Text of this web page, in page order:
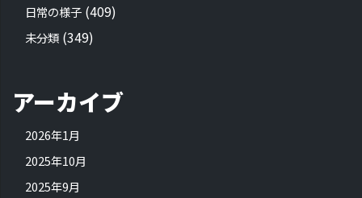
日常の様子 (409)
未分類 (349)
アーカイブ
2026年1月
2025年10月
2025年9月